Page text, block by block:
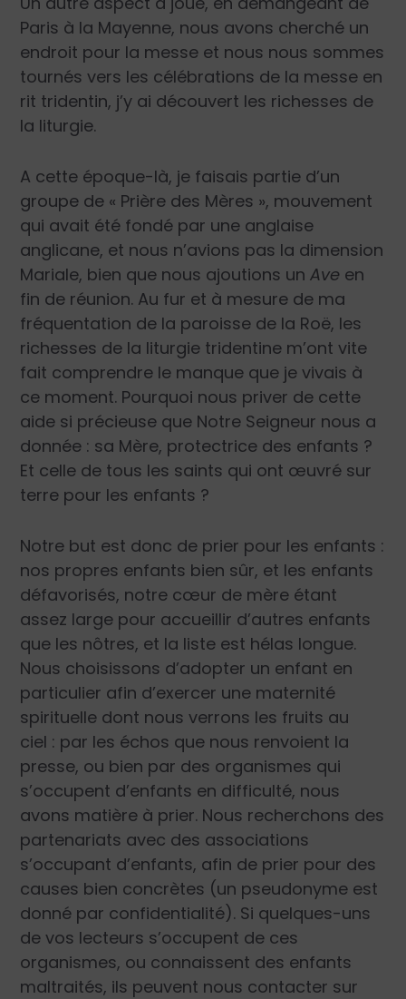
Paris à la Mayenne, nous avons cherché un
endroit pour la messe et nous nous sommes
tournés vers les célébrations de la messe en
rit tridentin, j’y ai découvert les richesses de
la liturgie.
A cette époque-là, je faisais partie d’un
groupe de « Prière des Mères », mouvement
qui avait été fondé par une anglaise
anglicane, et nous n’avions pas la dimension
Mariale, bien que nous ajoutions unAve en
fin de réunion. Au fur et à mesure de ma
fréquentation de la paroisse de la Roë, les
richesses de la liturgie tridentine m’ont vite
fait comprendre le manque que je vivais à
ce moment. Pourquoi nous priver de cette
aide si précieuse que Notre Seigneur nous a
donnée : sa Mère, protectrice des enfants ?
Et celle de tous les saints qui ont œuvré sur
terre pour les enfants ?
Notre but est donc de prier pour les enfants :
nos propres enfants bien sûr, et les enfants
défavorisés, notre cœur de mère étant
assez large pour accueillir d’autres enfants
que les nôtres, et la liste est hélas longue.
Nous choisissons d’adopter un enfant en
particulier afin d’exercer une maternité
spirituelle dont nous verrons les fruits au
ciel : par les échos que nous renvoient la
presse, ou bien par des organismes qui
s’occupent d’enfants en difficulté, nous
avons matière à prier. Nous recherchons des
partenariats avec des associations
s’occupant d’enfants, afin de prier pour des
causes bien concrètes (un pseudonyme est
donné par confidentialité). Si quelques-uns
de vos lecteurs s’occupent de ces
organismes, ou connaissent des enfants
maltraités, ils peuvent nous contacter sur